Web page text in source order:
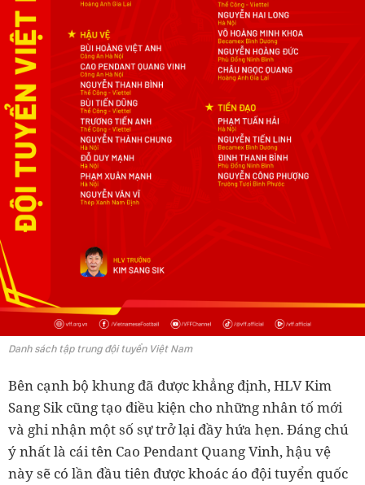
Danh sách tập trung đội tuyển Việt Nam
Bên cạnh bộ khung đã được khẳng định, HLV Kim
Sang Sik cũng tạo điều kiện cho những nhân tố mới
và ghi nhận một số sự trở lại đầy hứa hẹn. Đáng chú
ý nhất là cái tên Cao Pendant Quang Vinh, hậu vệ
này sẽ có lần đầu tiên được khoác áo đội tuyển quốc